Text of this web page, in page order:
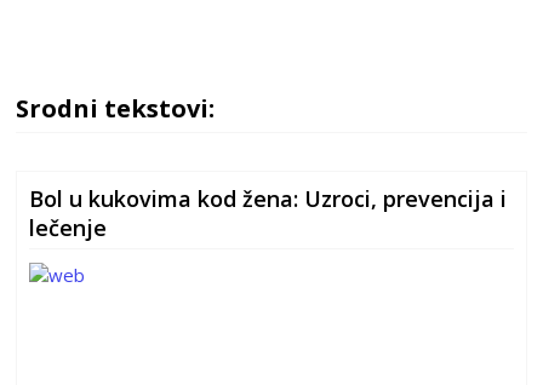
Srodni tekstovi:
Bol u kukovima kod žena: Uzroci, prevencija i
lečenje